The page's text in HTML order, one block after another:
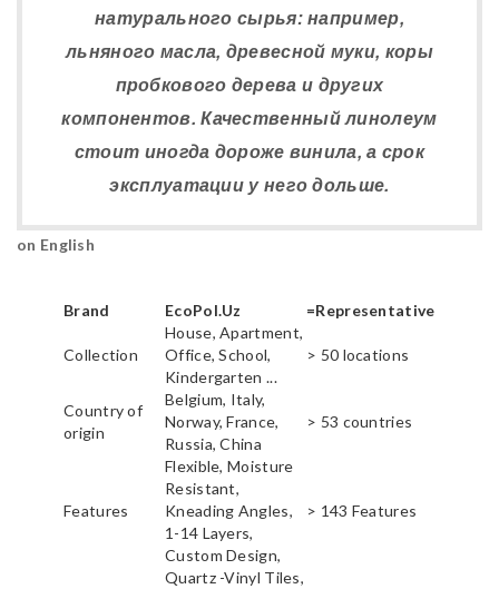
натурального сырья: например,
льняного масла, древесной муки, коры
пробкового дерева и других
компонентов. Качественный линолеум
стоит иногда дороже винила, а срок
эксплуатации у него дольше.
on English
Brand EcoPol.Uz =Representative
Collection
House, Apartment,
Office, School,
Kindergarten ...
> 50 locations
Country of
origin
Belgium, Italy,
Norway, France,
Russia, China
> 53 countries
Features
Flexible, Moisture
Resistant,
Kneading Angles,
1-14 Layers,
Custom Design,
> 143 Features
Quartz -Vinyl Tiles,